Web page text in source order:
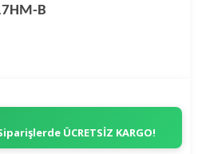
B
ÜCRETSİZ KARGO!